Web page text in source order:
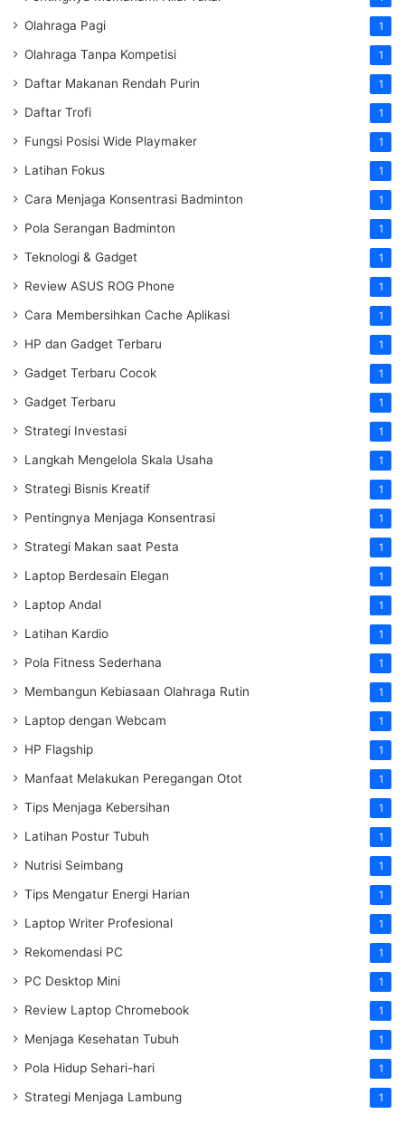
Olahraga Pagi 1
Olahraga Tanpa Kompetisi 1
Daftar Makanan Rendah Purin 1
Daftar Trofi 1
Fungsi Posisi Wide Playmaker 1
Latihan Fokus 1
Cara Menjaga Konsentrasi Badminton 1
Pola Serangan Badminton 1
Teknologi & Gadget 1
Review ASUS ROG Phone 1
Cara Membersihkan Cache Aplikasi 1
HP dan Gadget Terbaru 1
Gadget Terbaru Cocok 1
Gadget Terbaru 1
Strategi Investasi 1
Langkah Mengelola Skala Usaha 1
Strategi Bisnis Kreatif 1
Pentingnya Menjaga Konsentrasi 1
Strategi Makan saat Pesta 1
Laptop Berdesain Elegan 1
Laptop Andal 1
Latihan Kardio 1
Pola Fitness Sederhana 1
Membangun Kebiasaan Olahraga Rutin 1
Laptop dengan Webcam 1
HP Flagship 1
Manfaat Melakukan Peregangan Otot 1
Tips Menjaga Kebersihan 1
Latihan Postur Tubuh 1
Nutrisi Seimbang 1
Tips Mengatur Energi Harian 1
Laptop Writer Profesional 1
Rekomendasi PC 1
PC Desktop Mini 1
Review Laptop Chromebook 1
Menjaga Kesehatan Tubuh 1
Pola Hidup Sehari-hari 1
Strategi Menjaga Lambung 1